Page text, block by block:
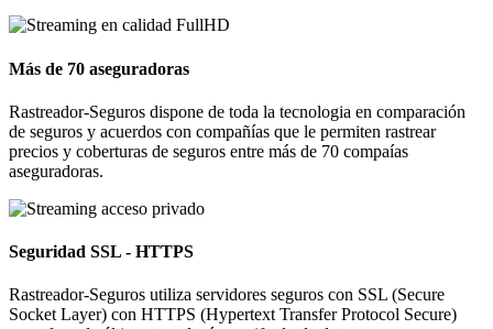
Más de 70 aseguradoras
Rastreador-Seguros dispone de toda la tecnologia en comparación
de seguros y acuerdos con compañías que le permiten rastrear
precios y coberturas de seguros entre más de 70 compaías
aseguradoras.
Seguridad SSL - HTTPS
Rastreador-Seguros utiliza servidores seguros con SSL (Secure
Socket Layer) con HTTPS (Hypertext Transfer Protocol Secure)